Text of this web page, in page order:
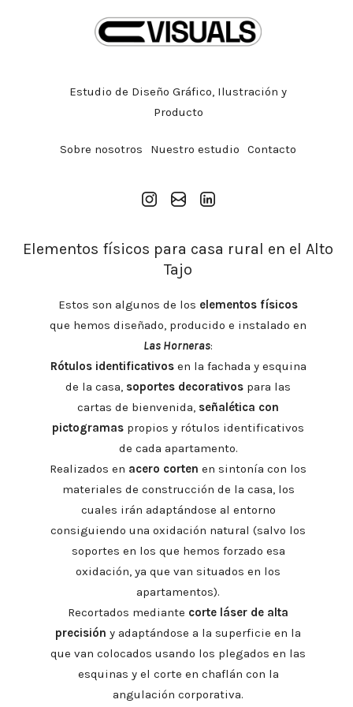
Estudio de Diseño Gráfico, Ilustración y
Producto
Sobre nosotros Nuestro estudio Contacto
Elementos físicos para casa rural en el Alto
Tajo
Estos son algunos de los elementos físicos
que hemos diseñado, producido e instalado en
Las Horneras:
Rótulos identificativosen la fachada y esquina
de la casa, soportes decorativos para las
cartas de bienvenida, señalética con
pictogramas propios y rótulos identificativos
de cada apartamento.
Realizados en acero corten en sintonía con los
materiales de construcción de la casa, los
cuales irán adaptándose al entorno
consiguiendo una oxidación natural (salvo los
soportes en los que hemos forzado esa
oxidación, ya que van situados en los
apartamentos).
Recortados mediante corte láser de alta
precisión y adaptándose a la superficie en la
que van colocados usando los plegados en las
esquinas y el corte en chaflán con la
angulación corporativa.